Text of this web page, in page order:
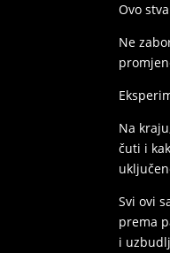
Ovo
Ne
Na
čuti i
Svi ovi
prema
i